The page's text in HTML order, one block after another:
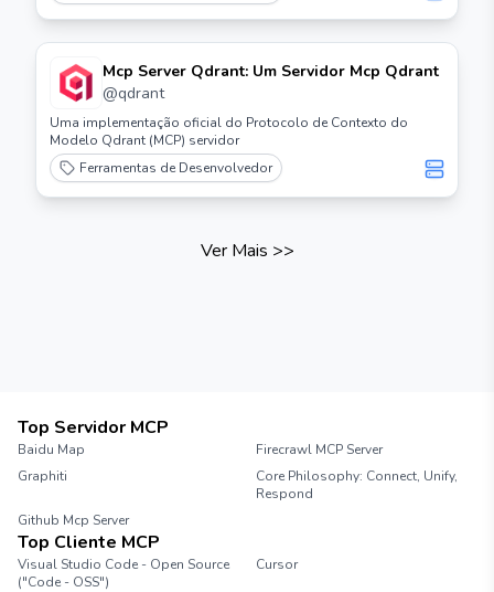
Mcp Server Qdrant: Um Servidor Mcp Qdrant
@qdrant
Uma implementação oficial do Protocolo de Contexto do
Modelo Qdrant (MCP) servidor
Ferramentas de Desenvolvedor
Ver Mais >>
Top Servidor MCP
Baidu Map
Firecrawl MCP Server
Graphiti
Core Philosophy: Connect, Unify,
Respond
Github Mcp Server
Top Cliente MCP
Visual Studio Code - Open Source
("Code - OSS")
Cursor